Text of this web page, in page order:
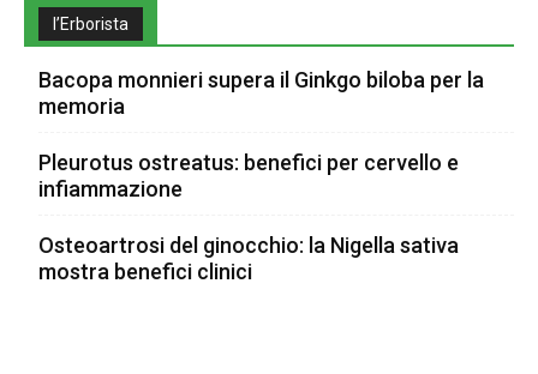
l’Erborista
Bacopa monnieri supera il Ginkgo biloba per la
memoria
Pleurotus ostreatus: benefici per cervello e
infiammazione
Osteoartrosi del ginocchio: la Nigella sativa
mostra benefici clinici